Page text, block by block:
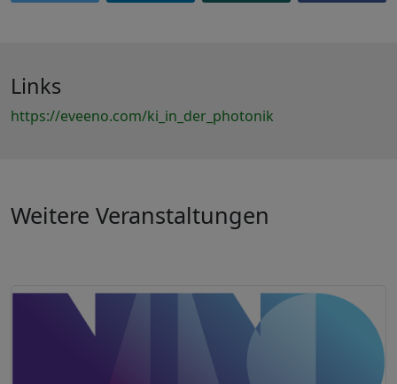
Links
https://eveeno.com/ki_in_der_photonik
Weitere Veranstaltungen